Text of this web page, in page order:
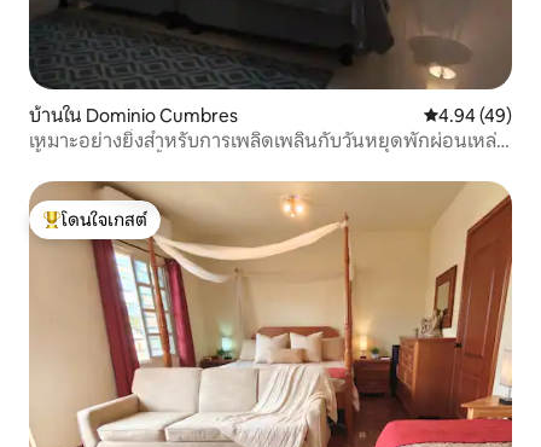
บ้านใน Dominio Cumbres คะแนนเฉลี่ย
4.94 (49)
เหมาะอย่างยิ่งสำหรับการเพลิดเพลินกับวันหยุดพักผ่อนเหล่า
โดนใจเกสต์ที่สุด
โดนใจเกสต์